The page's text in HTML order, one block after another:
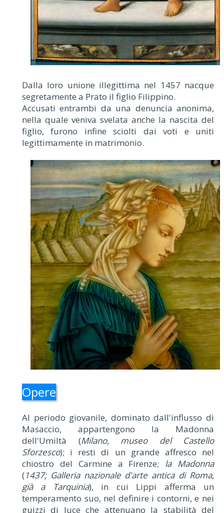
Dalla loro unione illegittima nel 1457 nacque
segretamente a Prato il figlio Filippino.
Accusati entrambi da una denuncia anonima,
nella quale veniva svelata anche la nascita del
figlio, furono infine sciolti dai voti e uniti
legittimamente in matrimonio.
Opere
Al periodo giovanile, dominato dall'influsso di
Masaccio, appartengono la Madonna
dell'Umiltà (Milano, museo del Castello
Sforzesco); i resti di un grande affresco nel
chiostro del Carmine a Firenze; la Madonna
(1437; Galleria nazionale d'arte antica di Roma,
già a Tarquinia), in cui Lippi afferma un
temperamento suo, nel definire i contorni, e nei
guizzi di luce che attenuano la stabilità del